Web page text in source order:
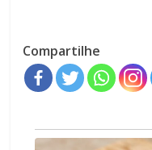
Compartilhe